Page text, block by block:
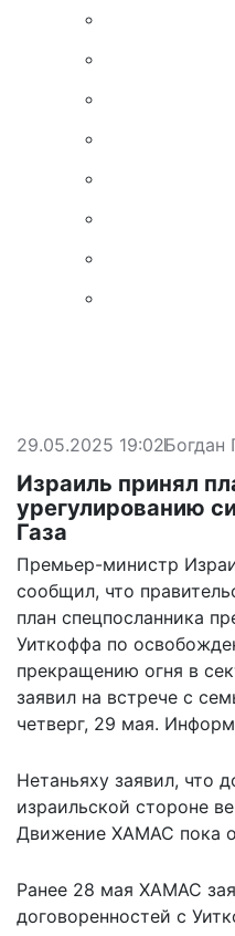
29.05.2025 19:02Богдан
Израиль принял
урегулированию
Газа
Премьер-министр
сообщил, что
план спецпосланника
Уиткоффа по
прекращению огня в
заявил на встрече с
четверг, 29 мая.
Нетаньяху заявил, что
израильской стороне
Движение ХАМАС пока
Ранее 28 мая ХАМАС
договоренностей с